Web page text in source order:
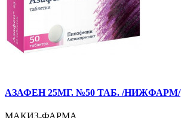
АЗАФЕН 25МГ. №50 ТАБ. /НИЖФАРМ/